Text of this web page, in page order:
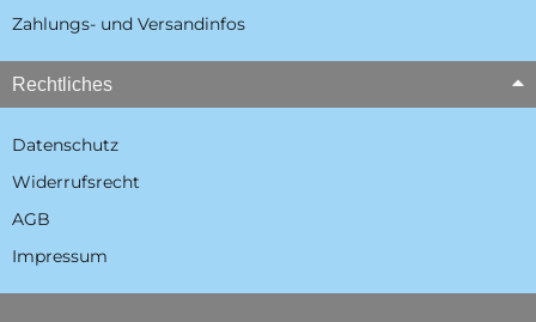
Zahlungs- und Versandinfos
Rechtliches
Datenschutz
Widerrufsrecht
AGB
Impressum